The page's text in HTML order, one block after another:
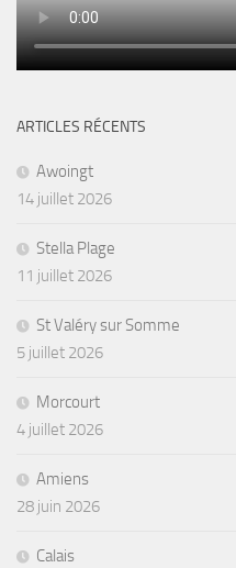
ARTICLES RÉCENTS
Awoingt
14 juillet 2026
Stella Plage
11 juillet 2026
St Valéry sur Somme
5 juillet 2026
Morcourt
4 juillet 2026
Amiens
28 juin 2026
Calais